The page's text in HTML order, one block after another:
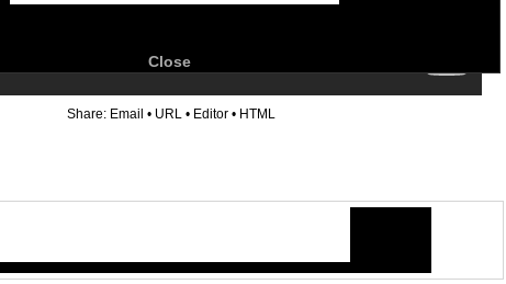
Close
Share: Email • URL • Editor • HTML